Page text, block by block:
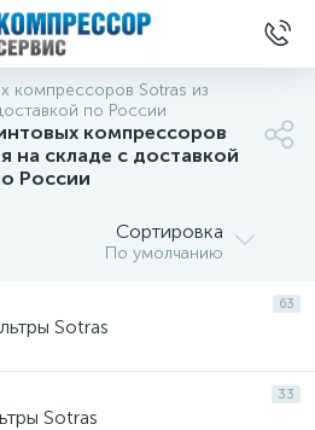
компрессоров Sotras из
по России
компрессоров
на складе с доставкой
России
Сортировка
По умолчанию
63
Sotras
33
Sotras